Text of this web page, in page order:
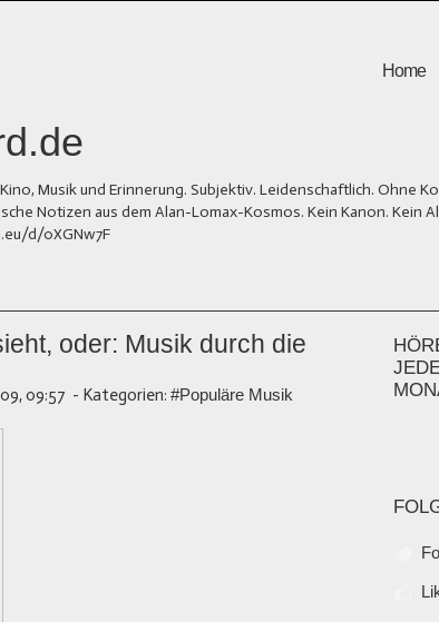
Home
Kino, Musik und Erinnerung. Subjektiv. Leidenschaftlich. Ohne
Notizen aus dem Alan-Lomax-Kosmos. Kein Kanon. Kein
d/0XGNw7F
oder: Musik durch die
09:57 - Kategorien: #Populäre Musik